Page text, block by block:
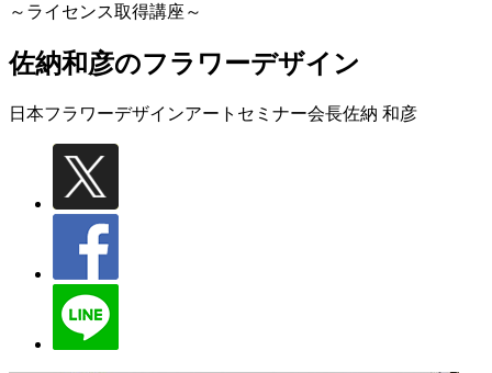
～ライセンス取得講座～
佐納和彦のフラワーデザイン
日本フラワーデザインアートセミナー会長佐納 和彦